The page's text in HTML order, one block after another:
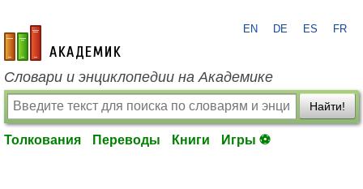
academic.ru
EN DE ES FR
Словари и энциклопедии на Академике
Найти!
Толкования Переводы Книги Игры ⚽